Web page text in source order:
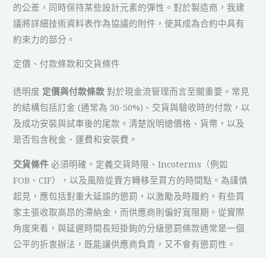
的公差，同時保持某些設計元素的彈性。對於製造商，我建
議將詳細技術資料表作為協議的附件，使其成為合約中具有
約束力的部分。
定價、付款條款和交貨條件
透明度 定價與付款條款 對於現金流管理而言至關重要。常見
的結構包括訂金 (通常為 30-50%)、交貨與驗收時的付款，以
及成功安裝與試車後的尾款。清楚說明總價格、貨幣，以及
是否包含稅金、運費和安裝費。
交貨條件 必須明確。定義交貨時限、Incoterms（例如
FOB、CIF），以及風險從賣方轉移至買方的時間點。為謹慎
起見，應包括對重大延誤的懲罰，以激勵及時履約。有些買
家主張收取高昂的滯納金，而供應商則偏好寬限期。從實際
角度來看，與延遲時間長短掛鉤的分級懲罰條款通常是一個
公平的折衷辦法，既能讓供應商負責，又不會有懲罰性。